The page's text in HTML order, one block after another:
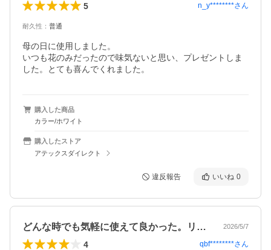
5 n_y********さん
耐久性 ： 普通
母の日に使用しました。
いつも花のみだったので味気ないと思い、プレゼントしま
した。とても喜んでくれました。
購入した商品
カラー/ホワイト
購入したストア
アテックスダイレクト
違反報告 いいね 0
どんな時でも気軽に使えて良かった。リラ… 2026/5/7
4 qbf********さん